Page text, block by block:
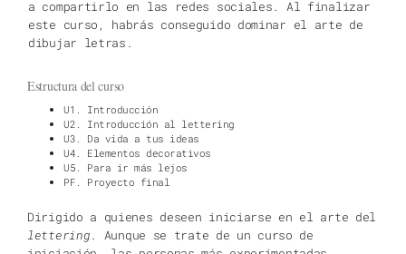
a compartirlo en las redes sociales. Al finalizar
este curso, habrás conseguido dominar el arte de
dibujar letras.
Estructura del curso
U1. Introducción
U2. Introducción al lettering
U3. Da vida a tus ideas
U4. Elementos decorativos
U5. Para ir más lejos
PF. Proyecto final
Dirigido a quienes deseen iniciarse en el arte del
lettering . Aunque se trate de un curso de